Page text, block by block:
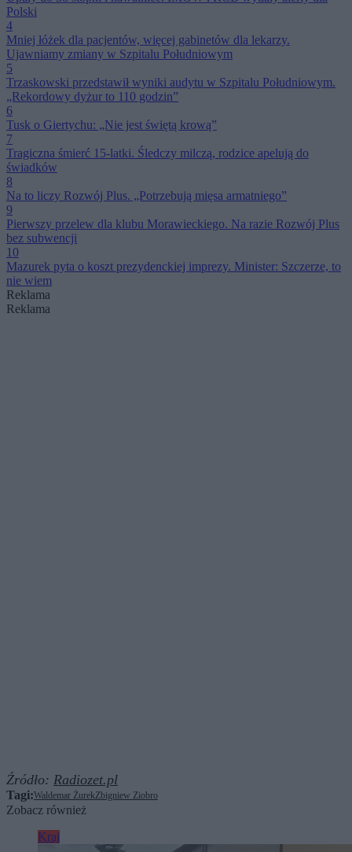
Polski
4
Mniej łóżek dla pacjentów, więcej gabinetów dla lekarzy.
Ujawniamy zmiany w Szpitalu Południowym
5
Trzaskowski przedstawił wyniki audytu w Szpitalu Południowym.
„Rekordowy dyżur to 110 godzin”
6
Tusk o Giertychu: „Nie jest świętą krową”
7
Tragiczna śmierć 15-latki. Śledczy milczą, rodzice apelują do
świadków
8
Na to liczy Rozwój Plus. „Potrzebują mięsa armatniego”
9
Pierwszy przelew dla klubu Morawieckiego. Na razie Rozwój Plus
bez subwencji
10
Mazurek pyta o koszt prezydenckiej imprezy. Minister: Szczerze, to
nie wiem
Reklama
Reklama
Źródło: Radiozet.pl
Tagi:Waldemar ŻurekZbigniew Ziobro
Zobacz również
Kraj